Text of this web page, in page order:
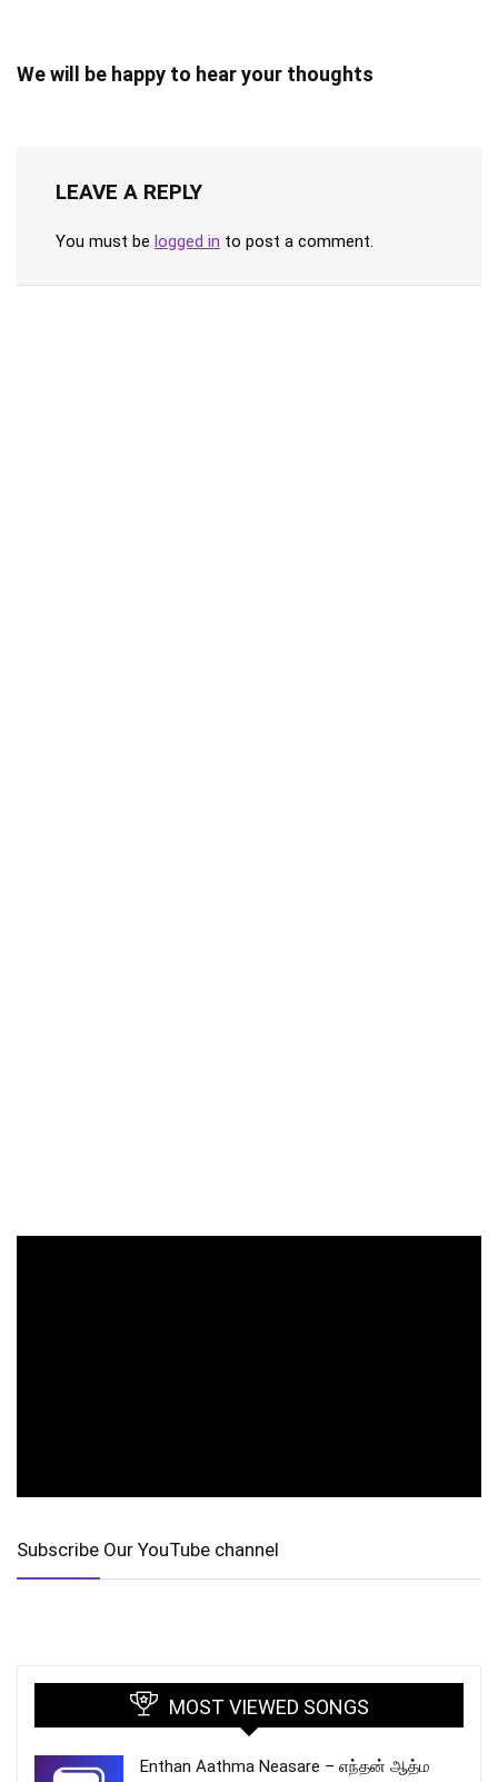
We will be happy to hear your thoughts
LEAVE A REPLY
You must be logged in to post a comment.
Subscribe Our YouTube channel
MOST VIEWED SONGS
Enthan Aathma Neasare – எந்தன் ஆத்ம